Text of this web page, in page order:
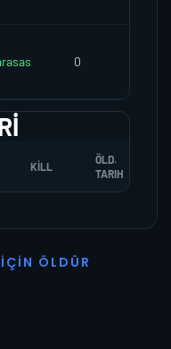
0
KILL
ÖLD.
TARIH
İ ÇI N Ö L D Ü R